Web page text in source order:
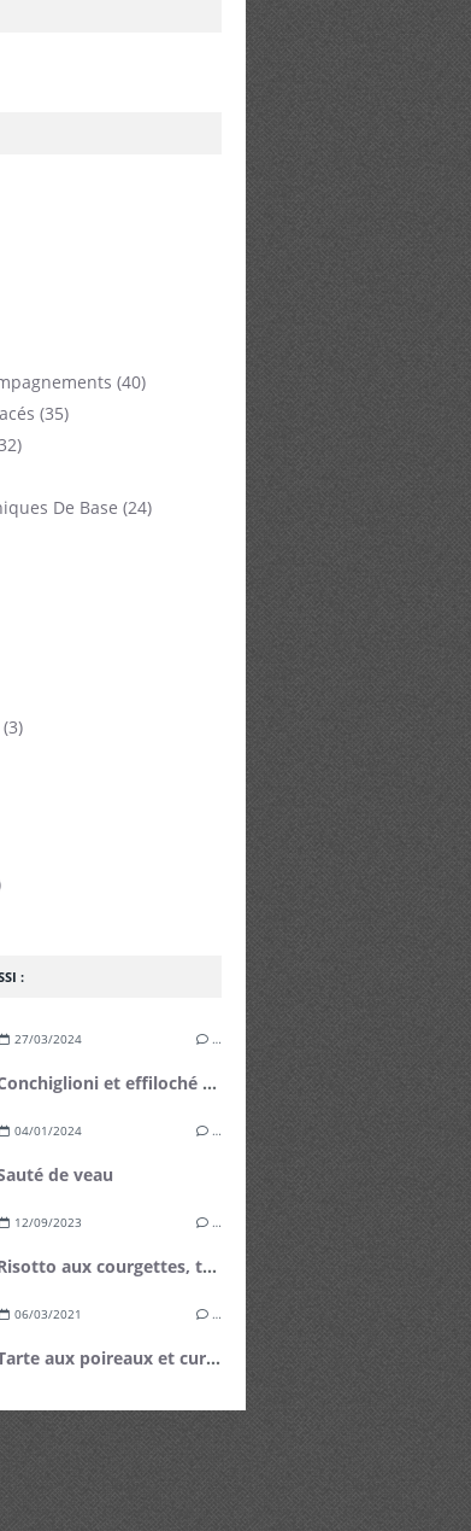
:
27/03/2024 …
Conchiglioni et effiloché de plat de côte de boeuf
04/01/2024 …
de veau
12/09/2023 …
Risotto aux courgettes, tomates cerises et basilic
06/03/2021 …
Tarte aux poireaux et curry
(40)
(35)
De Base (24)
(3)